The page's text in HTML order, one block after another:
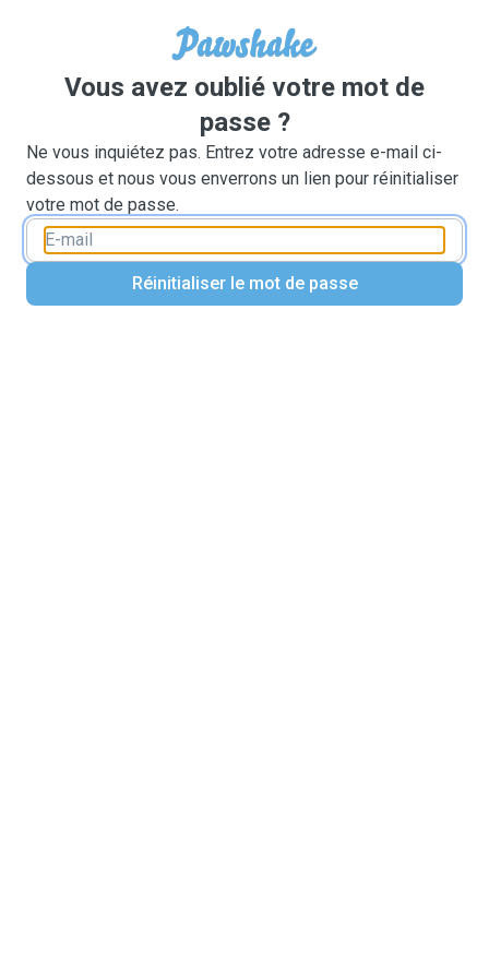
Vous avez oublié votre mot de
passe ?
Ne vous inquiétez pas. Entrez votre adresse e-mail ci-
dessous et nous vous enverrons un lien pour réinitialiser
votre mot de passe.
Réinitialiser le mot de passe